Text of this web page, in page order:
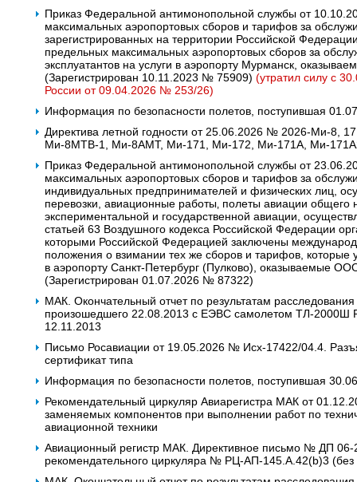
Приказ Федеральной антимонопольной службы от
максимальных аэропортовых сборов и тарифов за
зарегистрированных на территории Российской
предельных максимальных аэропортовых сборов за
эксплуатантов на услуги в аэропорту Мурманск,
(Зарегистрирован 10.11.2023 № 75909) (утратил силу с
России от 09.04.2026 № 253/26)
Информация по безопасности полетов, поступившая
Директива летной годности от 25.06.2026 № 2026-Ми-8,
Ми-8МТВ-1, Ми-8АМТ, Ми-171, Ми-172, Ми-171А, Ми-
Приказ Федеральной антимонопольной службы от
максимальных аэропортовых сборов и тарифов за
индивидуальных предпринимателей и физических лиц,
перевозки, авиационные работы‚ полеты авиации общего
экспериментальной и государственной авиации,
статьей 63 Воздушного кодекса Российской Федерации
которыми Российской Федерацией заключены
положения о взимании тех же сборов и тарифов, которые
в аэропорту Санкт-Петербург (Пулково), оказываемые
(Зарегистрирован 01.07.2026 № 87322)
МАК. Окончательный отчет по результатам
произошедшего 22.08.2013 c ЕЭВС самолетом ТЛ-2000Ш
12.11.2013
Письмо Росавиации от 19.05.2026 № Исх-17422/04.4.
сертификат типа
Информация по безопасности полетов, поступившая
Рекомендательный циркуляр Авиарегистра МАК от
заменяемых компонентов при выполнении работ по
авиационной техники
Авиационный регистр МАК. Директивное письмо № ДП 06-
рекомендательного циркуляра № РЦ-АП-145.А.42(b)3 (без